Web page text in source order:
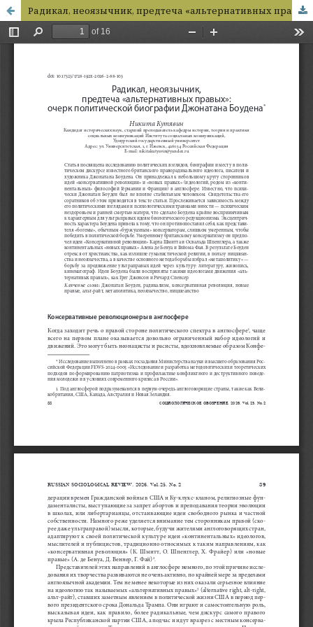
Радикал, неоязычник, предтеча «альтернативных правых»: очерк политической биографии Джонатана Боудена